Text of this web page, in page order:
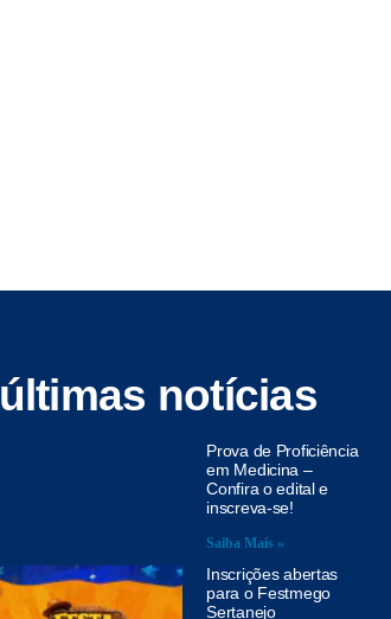
últimas notícias
Prova de Proficiência
em Medicina –
Confira o edital e
inscreva-se!
Saiba Mais »
Inscrições abertas
para o Festmego
Sertanejo